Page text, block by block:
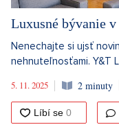
Luxusné bývanie
Nenechajte si ujsť
nehnuteľnosťami. Y&T
5. 11. 2025
2 minuty